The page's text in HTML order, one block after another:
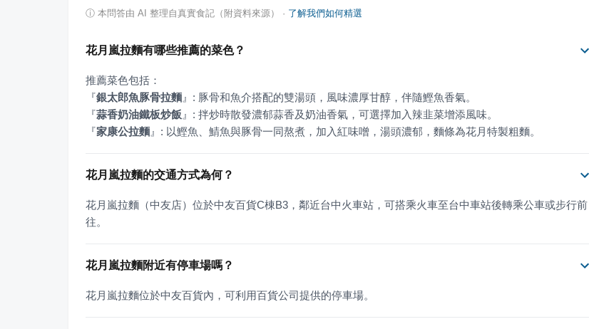
ⓘ 本問答由 AI 整理自真實食記（附資料來源） · 了解我們如何精選
花月嵐拉麵有哪些推薦的菜色？
『銀太郎魚豚骨拉麵 』
『蒜香奶油鐵板炒飯 』
『家康公拉麵 』 : 以鰹魚、鯖魚與豚骨一同熬煮，加入紅味噌，湯頭濃郁，麵條為花月特製粗麵。
花月嵐拉麵的交通方式為何？
花月嵐拉麵（中友店）位於中友百貨C棟B3，鄰近台中火車站，可搭乘火車至台中車站後轉乘公車或步行前
往。
花月嵐拉麵附近有停車場嗎？
花月嵐拉麵位於中友百貨內，可利用百貨公司提供的停車場。